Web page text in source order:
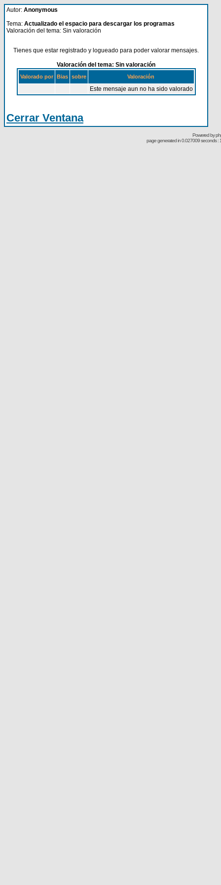
Autor: Anonymous
Tema: Actualizado el espacio para descargar los programas
Valoración del tema: Sin valoración
Tienes que estar registrado y logueado para poder valorar mensajes.
Valoración del tema: Sin valoración
Valorado por Bias sobre Valoración
Este mensaje aun no ha sido valorado
Cerrar Ventana
Powered by
page generated in 0.027009 seconds :